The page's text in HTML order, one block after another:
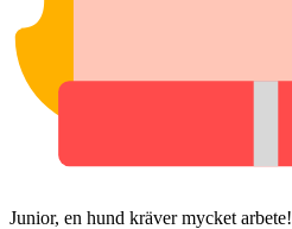
Junior, en hund kräver mycket arbete!